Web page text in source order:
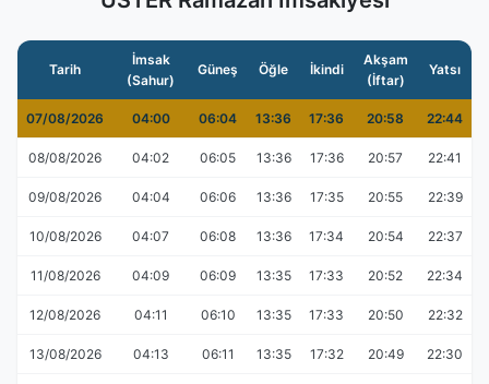
Tarih
İmsak
(Sahur)
Güneş Öğle İkindi
Akşam
(İftar)
Yatsı
07/08/2026 04:00 06:04 13:36 17:36 20:58 22:44
08/08/2026 04:02 06:05 13:36 17:36 20:57 22:41
09/08/2026 04:04 06:06 13:36 17:35 20:55 22:39
10/08/2026 04:07 06:08 13:36 17:34 20:54 22:37
11/08/2026 04:09 06:09 13:35 17:33 20:52 22:34
12/08/2026 04:11 06:10 13:35 17:33 20:50 22:32
13/08/2026 04:13 06:11 13:35 17:32 20:49 22:30